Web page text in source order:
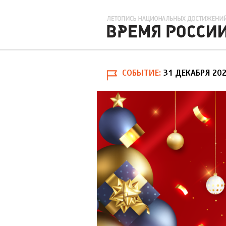
СОБЫТИЕ 31 ДЕКАБРЯ